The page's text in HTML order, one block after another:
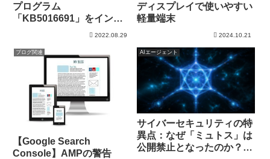
プログラム
「KB5016691」をインス
2022.08.29
ディスプレイで使いやすい
軽量端末
2024.10.21
ブログ関連
【Google Search
Console】AMPの警告
AIエージェント
サイバーセキュリティの特
異点：なぜ「ミュトス」は
公開禁止となったのか？